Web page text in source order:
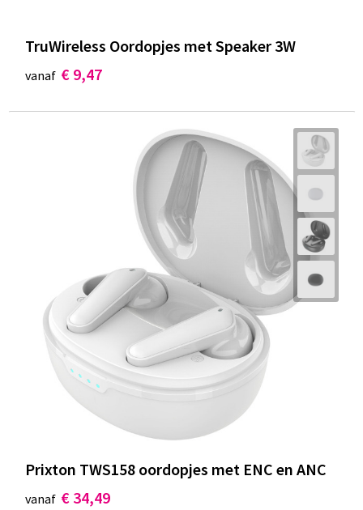
TruWireless Oordopjes met Speaker 3W
vanaf € 9,47
Prixton TWS158 oordopjes met ENC en ANC
vanaf € 34,49